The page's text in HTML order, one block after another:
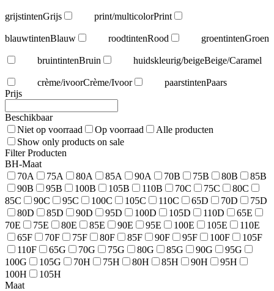
grijstintenGrijs print/multicolorPrint
blauwtintenBlauw roodtintenRood groentintenGroen
bruintintenBruin huidskleurig/beigeBeige/Caramel
crème/ivoorCrème/Ivoor paarstintenPaars
Prijs
Beschikbaar
Niet op voorraad
Op voorraad
Alle producten
Show only products on sale
Filter Producten
BH-Maat
70A
75A 80A 85A 90A 70B 75B 80B
85B
90B
95B 100B 105B 110B 70C 75C
80C
85C
90C 95C 100C 105C 110C 65D 70D
75D
80D
85D 90D 95D 100D 105D 110D
65E
70E
75E 80E 85E 90E 95E 100E 105E
110E
65F
70F 75F 80F 85F 90F 95F 100F
105F
110F
65G 70G 75G 80G 85G 90G
95G
100G
105G 70H 75H 80H 85H 90H
95H
100H
105H
Maat